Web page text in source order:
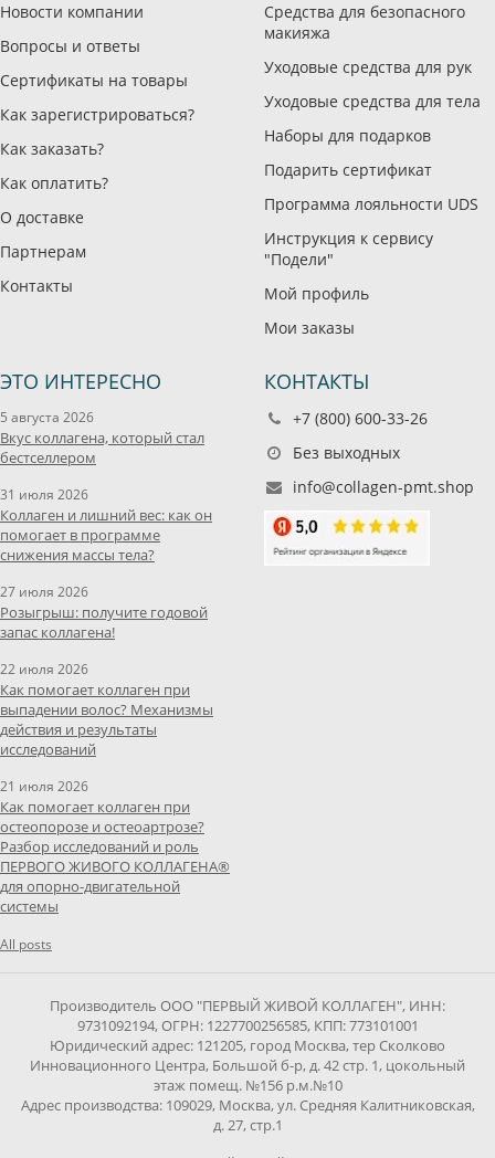
Новости компании
Вопросы и ответы
Сертификаты на товары
Как зарегистрироваться?
Как заказать?
Как оплатить?
О доставке
Партнерам
Контакты
Средства для безопасного
макияжа
Уходовые средства для рук
Уходовые средства для тела
Наборы для подарков
Подарить сертификат
Программа лояльности UDS
Инструкция к сервису
"Подели"
Мой профиль
Мои заказы
ЭТО ИНТЕРЕСНО
5 августа 2026
Вкус коллагена, который стал
бестселлером
31 июля 2026
Коллаген и лишний вес: как он
помогает в программе
снижения массы тела?
27 июля 2026
Розыгрыш: получите годовой
запас коллагена!
22 июля 2026
Как помогает коллаген при
выпадении волос? Механизмы
действия и результаты
исследований
21 июля 2026
Как помогает коллаген при
остеопорозе и остеоартрозе?
Разбор исследований и роль
ПЕРВОГО ЖИВОГО КОЛЛАГЕНА®
для опорно-двигательной
системы
All posts
КОНТАКТЫ
+7 (800) 600-33-26
Без выходных
info@collagen-pmt.shop
Производитель ООО "ПЕРВЫЙ ЖИВОЙ КОЛЛАГЕН", ИНН:
9731092194, ОГРН: 1227700256585, КПП: 773101001
Юридический адрес: 121205, город Москва, тер Сколково
Инновационного Центра, Большой б-р, д. 42 стр. 1, цокольный
этаж помещ. №156 р.м.№10
Адрес производства: 109029, Москва, ул. Средняя Калитниковская,
д. 27, стр.1